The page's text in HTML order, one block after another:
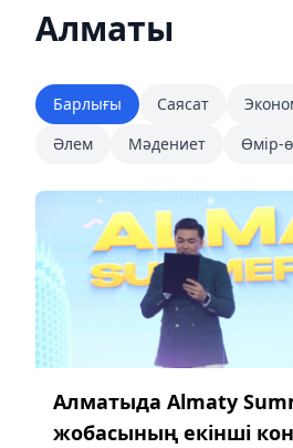
Алматы
Барлығы Саясат
Әлем
Мәдениет Өмір-
Алматыда Almaty
жобасының екінші